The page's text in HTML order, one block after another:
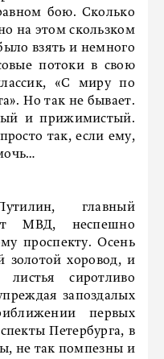
бою. Сколько
на этом скользком
взять и немного
потоки в свою
«С миру по
Но так не бывает.
и прижимистый.
так, если ему,
главный
МВД, неспешно
проспекту. Осень
золотой хоровод, и
сиротливо
запоздалых
первых
Петербурга, в
не так помпезны и